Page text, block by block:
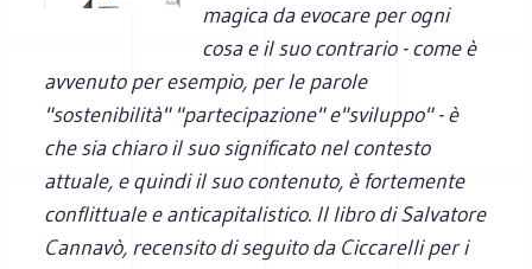
magica da evocare per ogni
cosa e il suo contrario - come è
avvenuto per esempio, per le parole
"sostenibilità" "partecipazione" e"sviluppo" - è
che sia chiaro il suo significato nel contesto
attuale, e quindi il suo contenuto, è fortemente
conflittuale e anticapitalistico. Il libro di Salvatore
Cannavò, recensito di seguito da Ciccarelli per i